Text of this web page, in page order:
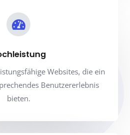
Websites, die ein
Benutzererlebnis
bieten.